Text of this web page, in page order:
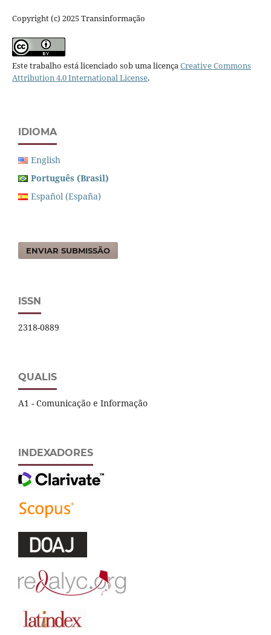
Copyright (c) 2025 Transinformação
Este trabalho está licenciado sob uma licençaCreative Commons
Attribution 4.0 International License.
IDIOMA
English
Português (Brasil)
Español (España)
ENVIAR SUBMISSÃO
ISSN
2318-0889
QUALIS
A1 - Comunicação e Informação
INDEXADORES